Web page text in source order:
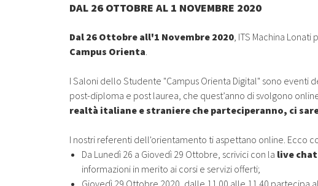
DAL 26 OTTOBRE AL 1 NOVEMBRE 2020
Dal 26 Ottobre all'1 Novembre 2020, ITS Machina
Campus Orienta.
I Saloni dello Studente "Campus Orienta Digital" sono
post-diploma e post laurea, che quest’anno di svolgono
realtà italiane e straniere che parteciperanno, ci
I nostri referenti dell'orientamento ti aspettano online. Ecco
Da Lunedì 26 a Giovedì 29 Ottobre, scrivici con la live chat
informazioni in merito ai corsi e servizi offerti;
Giovedì 29 Ottobre 2020, dalle 11.00 alle 11.40 partecipa